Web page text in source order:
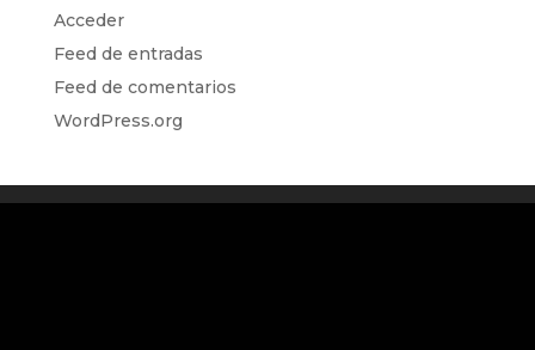
Acceder
Feed de entradas
Feed de comentarios
WordPress.org